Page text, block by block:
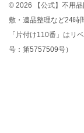
© 2026 【公式】不用
敷・遺品整理など24時
「片付け110番」はリ
号：第5757509号）